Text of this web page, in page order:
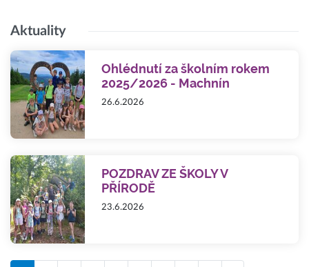
Aktuality
Ohlédnutí za školním rokem
2025/2026 - Machnín
26.6.2026
POZDRAV ZE ŠKOLY V
PŘÍRODĚ
23.6.2026